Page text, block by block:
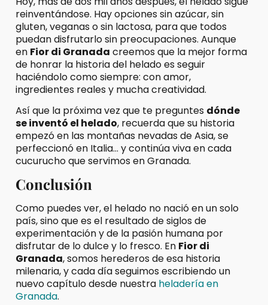
reinventándose. Hay opciones sin azúcar, sin
gluten, veganas o sin lactosa, para que todos
puedan disfrutarlo sin preocupaciones. Aunque
en Fior di Granada creemos que la mejor forma
de honrar la historia del helado es seguir
haciéndolo como siempre: con amor,
ingredientes reales y mucha creatividad.
Así que la próxima vez que te preguntes dónde
se inventó el helado, recuerda que su historia
empezó en las montañas nevadas de Asia, se
perfeccionó en Italia… y continúa viva en cada
cucurucho que servimos en Granada.
Conclusión
Como puedes ver, el helado no nació en un solo
país, sino que es el resultado de siglos de
experimentación y de la pasión humana por
disfrutar de lo dulce y lo fresco. En Fior di
Granada, somos herederos de esa historia
milenaria, y cada día seguimos escribiendo un
nuevo capítulo desde nuestra heladería en
Granada.